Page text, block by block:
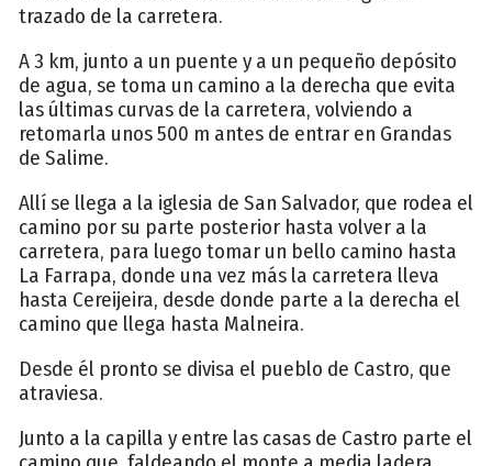
trazado de la carretera.
A 3 km, junto a un puente y a un pequeño depósito
de agua, se toma un camino a la derecha que evita
las últimas curvas de la carretera, volviendo a
retomarla unos 500 m antes de entrar en Grandas
de Salime.
Allí se llega a la iglesia de San Salvador, que rodea el
camino por su parte posterior hasta volver a la
carretera, para luego tomar un bello camino hasta
La Farrapa, donde una vez más la carretera lleva
hasta Cereijeira, desde donde parte a la derecha el
camino que llega hasta Malneira.
Desde él pronto se divisa el pueblo de Castro, que
atraviesa.
Junto a la capilla y entre las casas de Castro parte el